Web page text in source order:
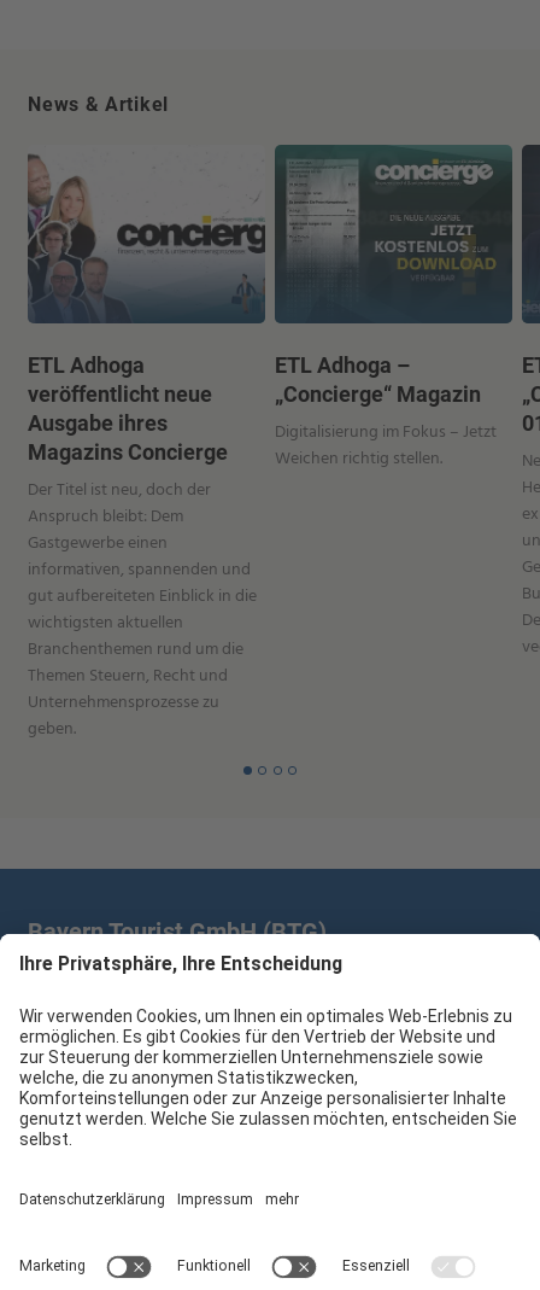
News & Artikel
ETL Adhoga
veröffentlicht neue
Ausgabe ihres
Magazins Concierge
Der Titel ist neu, doch der
Anspruch bleibt: Dem
Gastgewerbe einen
informativen, spannenden und
gut aufbereiteten Einblick in die
wichtigsten aktuellen
Branchenthemen rund um die
Themen Steuern, Recht und
Unternehmensprozesse zu
geben.
ETL Adhoga –
„Concierge“ Magazin
Digitalisierung im Fokus – Jetzt
Weichen richtig stellen.
Bayern Tourist GmbH (BTG)
Prinz-Ludwig-Palais | Türkenstr. 7 | 80333 München
branchenpartner@btg-service.de